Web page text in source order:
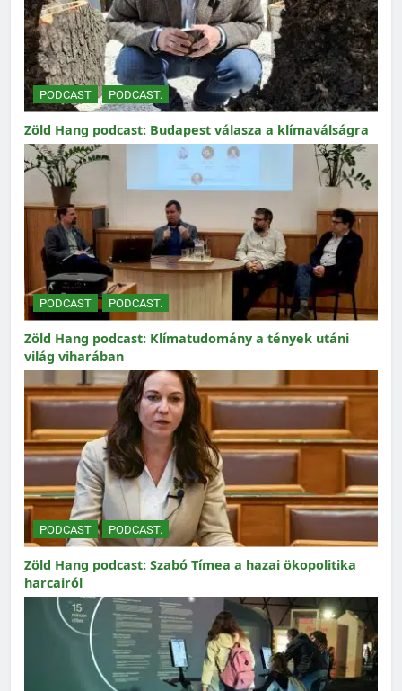
PODCAST PODCAST.
Zöld Hang podcast: Budapest válasza a klímaválságra
PODCAST PODCAST.
Zöld Hang podcast: Klímatudomány a tények utáni
világ viharában
PODCAST PODCAST.
Zöld Hang podcast: Szabó Tímea a hazai ökopolitika
harcairól